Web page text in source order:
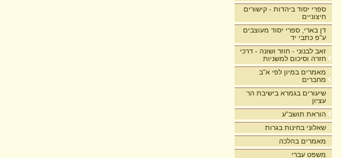
ספרי יסוד ביהדות - קישורים
חיצוניים
דן בארי, ספרי יסוד מעוצבים
ע"פ כתבי יד
זאב לבנוני - חוזר ושונה - דרכי
חזרה וסיכום למשניות
מאמרים במיון לפי א"ב
מחברים
שיעורים בגמרא בישיבת הר
עציון
הוראת תושב"ע
שאלוני בחינות בגרות
מאמרים בהלכה
משפט עברי